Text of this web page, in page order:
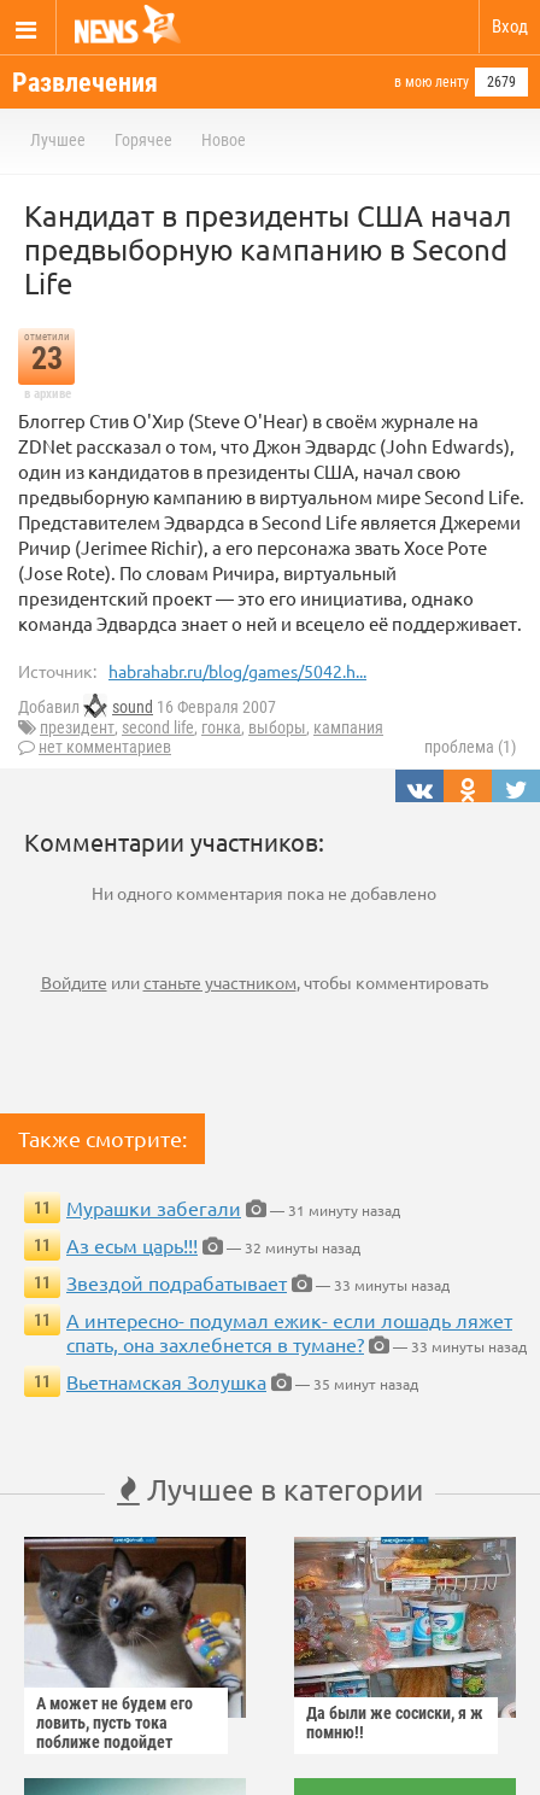
Вход
Развлечения в мою ленту 2679
Лучшее Горячее Новое
Кандидат в президенты США начал
предвыборную кампанию в Second
Life
отметили
23
в архиве
Блоггер Стив О'Хир (Steve O'Hear) в своём журнале на
ZDNet рассказал о том, что Джон Эдвардс (John Edwards),
один из кандидатов в президенты США, начал свою
предвыборную кампанию в виртуальном мире Second Life.
Представителем Эдвардса в Second Life является Джереми
Ричир (Jerimee Richir), а его персонажа звать Хосе Роте
(Jose Rote). По словам Ричира, виртуальный
президентский проект — это его инициатива, однако
команда Эдвардса знает о ней и всецело её поддерживает.
Источник: habrahabr.ru/blog/games/5042.h...
Добавил sound 16 Февраля 2007
президент, second life, гонка, выборы, кампания
нет комментариев
проблема (1)
Комментарии участников:
Ни одного комментария пока не добавлено
Войдите илистаньте участником, чтобы комментировать
Также смотрите:
11 Мурашки забегали
— 31 минуту назад
11
Аз есьм царь!!!
— 32 минуты назад
11
Звездой подрабатывает
— 33 минуты назад
11
А интересно- подумал ежик- если лошадь ляжет
спать, она захлебнется в тумане?
— 33 минуты назад
11
Вьетнамская Золушка — 35 минут назад
Лучшее в категории
А может не будем его
ловить, пусть тока
поближе подойдет
Да были же сосиски, я ж
помню!!